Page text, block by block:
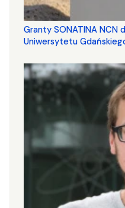
Granty SONATINA NCN
Uniwersytetu